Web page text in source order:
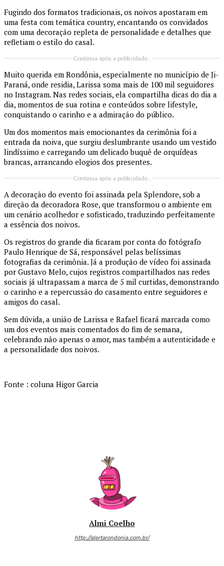
Fugindo dos formatos tradicionais, os noivos apostaram em
uma festa com temática country, encantando os convidados
com uma decoração repleta de personalidade e detalhes que
refletiam o estilo do casal.
Continua após a publicidade..
Muito querida em Rondônia, especialmente no município de Ji-
Paraná, onde residia, Larissa soma mais de 100 mil seguidores
no Instagram. Nas redes sociais, ela compartilha dicas do dia a
dia, momentos de sua rotina e conteúdos sobre lifestyle,
conquistando o carinho e a admiração do público.
Um dos momentos mais emocionantes da cerimônia foi a
entrada da noiva, que surgiu deslumbrante usando um vestido
lindíssimo e carregando um delicado buquê de orquídeas
brancas, arrancando elogios dos presentes.
Continua após a publicidade..
A decoração do evento foi assinada pela Splendore, sob a
direção da decoradora Rose, que transformou o ambiente em
um cenário acolhedor e sofisticado, traduzindo perfeitamente
a essência dos noivos.
Os registros do grande dia ficaram por conta do fotógrafo
Paulo Henrique de Sá, responsável pelas belíssimas
fotografias da cerimônia. Já a produção de vídeo foi assinada
por Gustavo Melo, cujos registros compartilhados nas redes
sociais já ultrapassam a marca de 5 mil curtidas, demonstrando
o carinho e a repercussão do casamento entre seguidores e
amigos do casal.
Sem dúvida, a união de Larissa e Rafael ficará marcada como
um dos eventos mais comentados do fim de semana,
celebrando não apenas o amor, mas também a autenticidade e
a personalidade dos noivos.
Fonte : coluna Higor Garcia
Almi Coelho
http://alertarondonia.com.br/